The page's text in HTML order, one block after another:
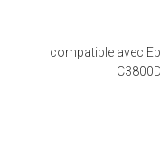
compatible avec